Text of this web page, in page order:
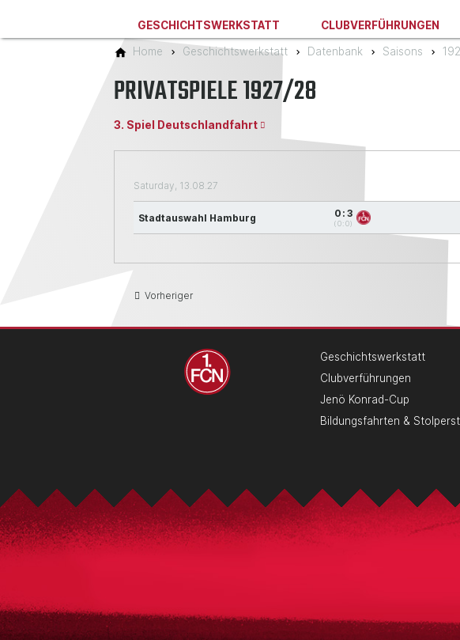
GESCHICHTSWERKSTATT CLUBVERFÜHRUNGEN
Home Geschichtswerkstatt Datenbank Saisons
PRIVATSPIELE 1927/28
3. Spiel Deutschlandfahrt
Saturday, 13.08.27
Stadtauswahl Hamburg 0:3
(0:0)
Vorheriger
Geschichtswerkstatt
Clubverführungen
Jenö Konrad-Cup
Bildungsfahrten &